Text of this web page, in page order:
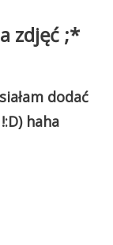
zdjęć ;*
dodać
haha